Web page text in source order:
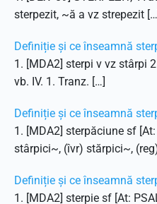
sterpezit, ~ă a vz strepezit
Definiție și ce înseamnă
1. [MDA2] sterpi v vz stârpi
vb. IV. 1. Tranz. […]
Definiție și ce înseamnă
1. [MDA2] sterpăciune sf [At:
stârpici~, (îvr) stărpici~,
Definiție și ce înseamnă
1. [MDA2] sterpie sf [At: